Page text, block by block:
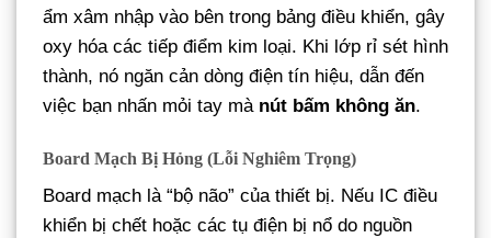
ẩm xâm nhập vào bên trong bảng điều khiển, gây
oxy hóa các tiếp điểm kim loại. Khi lớp rỉ sét hình
thành, nó ngăn cản dòng điện tín hiệu, dẫn đến
việc bạn nhấn mỏi tay mà nút bấm không ăn.
Board Mạch Bị Hỏng (Lỗi Nghiêm Trọng)
Board mạch là “bộ não” của thiết bị. Nếu IC điều
khiển bị chết hoặc các tụ điện bị nổ do nguồn